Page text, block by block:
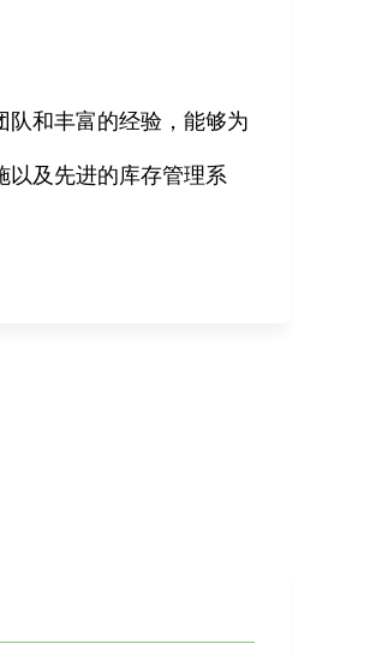
队和丰富的经验，能够为
以及先进的库存管理系